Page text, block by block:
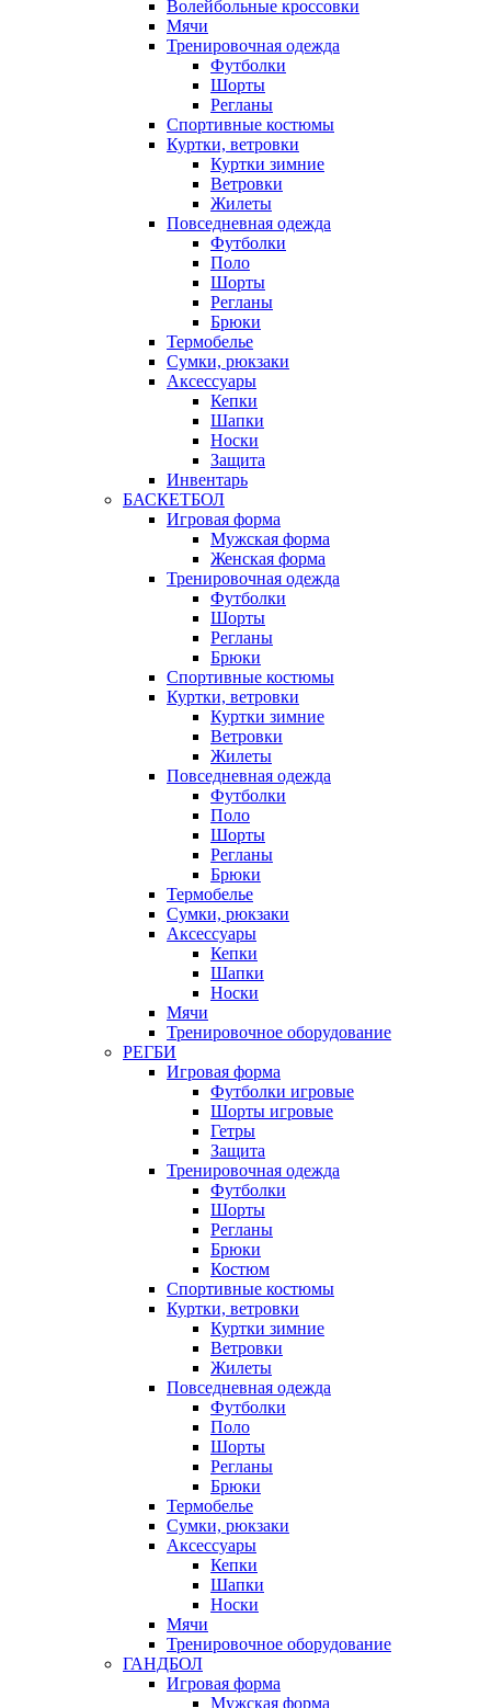
Волейбольные кроссовки
Мячи
Тренировочная одежда
Футболки
Шорты
Регланы
Спортивные костюмы
Куртки, ветровки
Куртки зимние
Ветровки
Жилеты
Повседневная одежда
Футболки
Поло
Шорты
Регланы
Брюки
Термобелье
Сумки, рюкзаки
Аксессуары
Кепки
Шапки
Носки
Защита
Инвентарь
БАСКЕТБОЛ
Игровая форма
Мужская форма
Женская форма
Тренировочная одежда
Футболки
Шорты
Регланы
Брюки
Спортивные костюмы
Куртки, ветровки
Куртки зимние
Ветровки
Жилеты
Повседневная одежда
Футболки
Поло
Шорты
Регланы
Брюки
Термобелье
Сумки, рюкзаки
Аксессуары
Кепки
Шапки
Носки
Мячи
Тренировочное оборудование
РЕГБИ
Игровая форма
Футболки игровые
Шорты игровые
Гетры
Защита
Тренировочная одежда
Футболки
Шорты
Регланы
Брюки
Костюм
Спортивные костюмы
Куртки, ветровки
Куртки зимние
Ветровки
Жилеты
Повседневная одежда
Футболки
Поло
Шорты
Регланы
Брюки
Термобелье
Сумки, рюкзаки
Аксессуары
Кепки
Шапки
Носки
Мячи
Тренировочное оборудование
ГАНДБОЛ
Игровая форма
Мужская форма